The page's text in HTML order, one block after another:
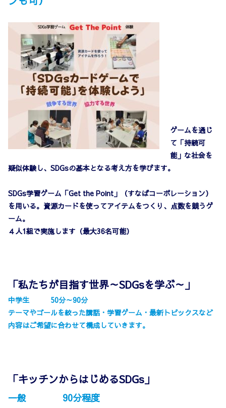
ゲームを通じ
て「持続可
能」な社会を
疑似体験し、SDGsの基本となる考え方を学びます。
SDGs学習ゲーム「Get the Point」（すなばコーポレーション）
を用いる。資源カードを使ってアイテムをつくり、点数を競うゲ
ーム。
４人1組で実施します（最大36名可能）
「私たちが目指す世界～SDGsを学ぶ～」
中学生 50分～90分
テーマやゴールを絞った講話・学習ゲーム・最新トピックスなど
内容はご希望に合わせて構成していきます。
「キッチンからはじめるSDGs」
一般 90分程度